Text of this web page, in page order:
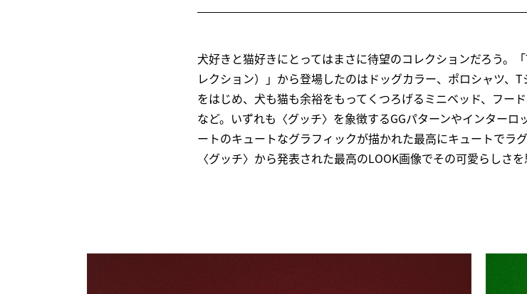
犬好きと猫好きにとってはまさに待望のコレクションだろう。
レクション）」から登場したのはドッグカラー、ポロシャツ、
をはじめ、犬も猫も余裕をもってくつろげるミニベッド、フー
など。いずれも〈グッチ〉を象徴するGGパターンやインター
ートのキュートなグラフィックが描かれた最高にキュートでラ
〈グッチ〉から発表された最高のLOOK画像でその可愛らしさを